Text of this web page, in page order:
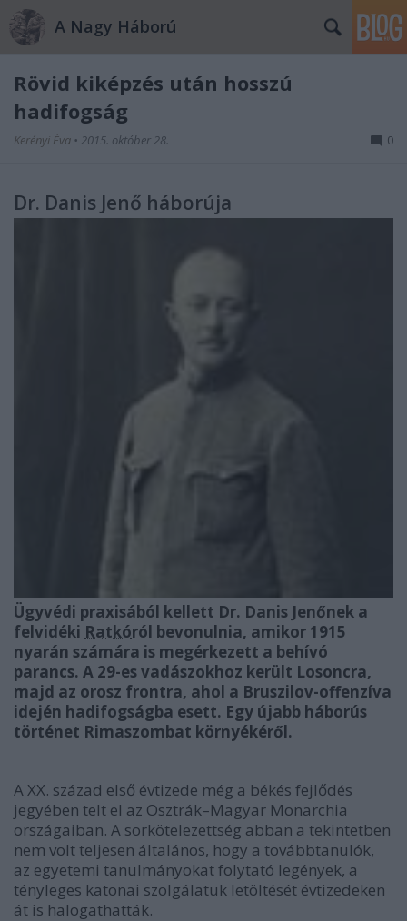
A Nagy Háború
Rövid kiképzés után hosszú
hadifogság
Kerényi Éva • 2015. október 28. 0
Dr. Danis Jenő háborúja
Ügyvédi praxisából kellett Dr. Danis Jenőnek a
felvidéki Ratkóról bevonulnia, amikor 1915
nyarán számára is megérkezett a behívó
parancs. A 29-es vadászokhoz került Losoncra,
majd az orosz frontra, ahol a Bruszilov-offenzíva
idején hadifogságba esett. Egy újabb háborús
történet Rimaszombat környékéről.
A XX. század első évtizede még a békés fejlődés
jegyében telt el az Osztrák–Magyar Monarchia
országaiban. A sorkötelezettség abban a tekintetben
nem volt teljesen általános, hogy a továbbtanulók,
az egyetemi tanulmányokat folytató legények, a
tényleges katonai szolgálatuk letöltését évtizedeken
át is halogathatták.